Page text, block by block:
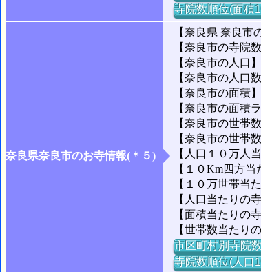
寺院数順位(面積
奈良県奈良市のお寺情報(＊５)
【奈良県 奈良市
【奈良市の寺院
【奈良市の人口
【奈良市の人口
【奈良市の面積
【奈良市の面積
【奈良市の世帯
【奈良市の世帯
【人口１０万人
【１０Km四方
【１０万世帯当
【人口当たりの
【面積当たりの
【世帯数当たり
市区町村別寺院
寺院数順位(人口